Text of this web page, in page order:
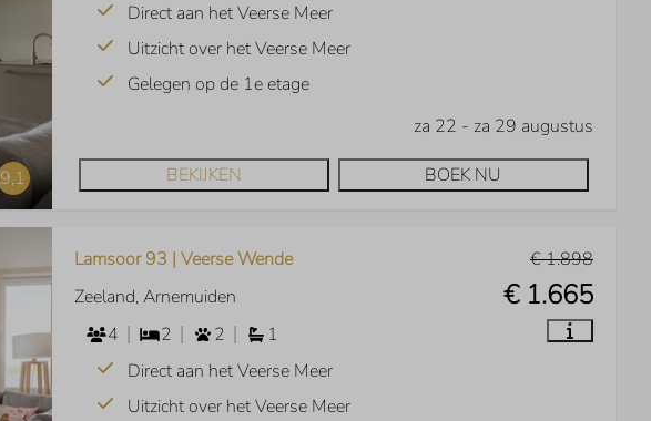
9,1
Direct aan het Veerse Meer
Uitzicht over het Veerse Meer
Gelegen op de 1e etage
za 22 - za 29 augustus
BEKIJKEN
BOEK NU
€ 1.898
€ 1.665
Lamsoor 93 | Veerse Wende
Zeeland, Arnemuiden
4
2 2
1
Direct aan het Veerse Meer
Uitzicht over het Veerse Meer